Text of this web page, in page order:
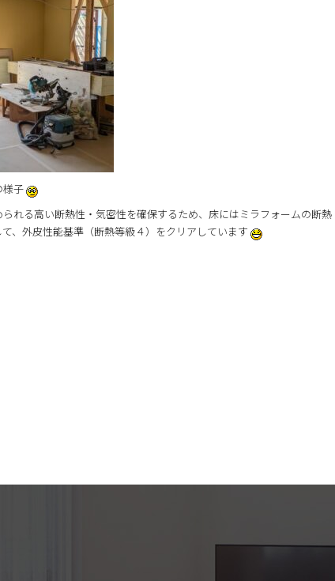
様子
れる高い断熱性・気密性を確保するため、床にはミラフォームの断熱
、外皮性能基準（断熱等級４）をクリアしています